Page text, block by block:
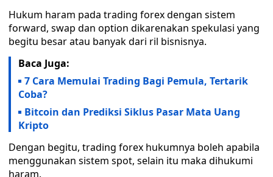
Hukum haram pada trading forex dengan sistem
forward, swap dan option dikarenakan spekulasi yang
begitu besar atau banyak dari ril bisnisnya.
Baca Juga:
7 Cara Memulai Trading Bagi Pemula, Tertarik
Coba?
Bitcoin dan Prediksi Siklus Pasar Mata Uang
Kripto
Dengan begitu, trading forex hukumnya boleh apabila
menggunakan sistem spot, selain itu maka dihukumi
haram.